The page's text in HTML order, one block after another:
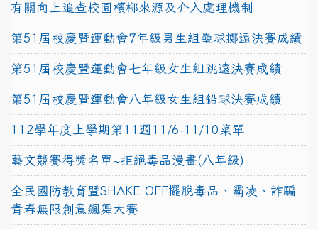
有關向上追查校園檳榔來源及介入處理機制
第51屆校慶暨運動會7年級男生組壘球擲遠決賽成績
第51屆校慶暨運動會七年級女生組跳遠決賽成績
第51屆校慶暨運動會八年級女生組鉛球決賽成績
112學年度上學期第11週11/6-11/10菜單
藝文競賽得獎名單~拒絕毒品漫畫(八年級)
全民國防教育暨SHAKE OFF擺脫毒品、霸凌、詐騙
青春無限創意飆舞大賽